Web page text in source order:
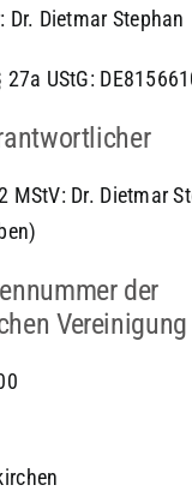
Dietmar Stephan
UStG:
MStV: Dr. Dietmar
der